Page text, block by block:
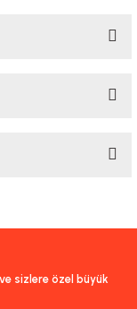
tarafımıza
sizlere özel büyük